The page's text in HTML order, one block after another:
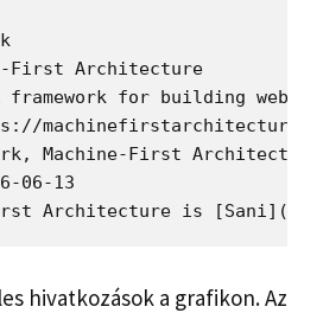
First Architecture
for building
Machine-First
06-13
hivatkozások a grafikon. Az